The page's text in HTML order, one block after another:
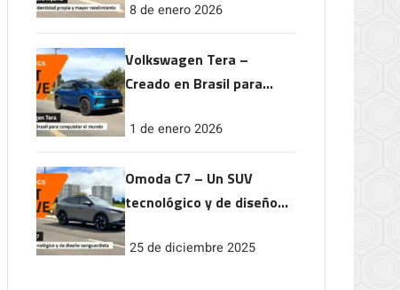
rendimiento
8 de enero 2026
Volkswagen Tera –
Creado en Brasil para
1 de enero 2026
Omoda C7 – Un SUV
tecnológico y de diseño
25 de diciembre 2025